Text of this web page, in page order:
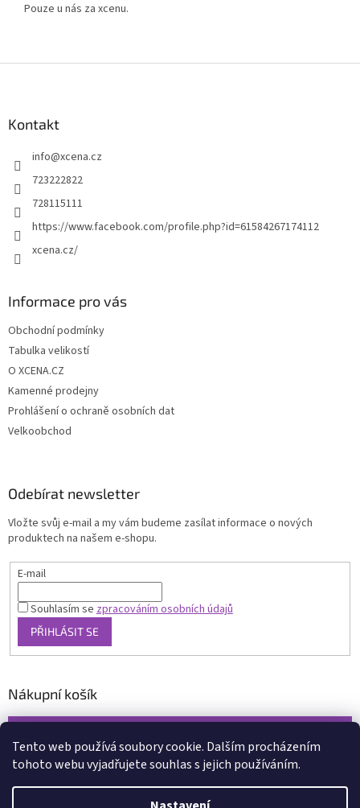
Tento web používá soubory cookie. Dalším procházením
tohoto webu vyjadřujete souhlas s jejich používáním.
Pouze u nás za xcenu.
Kontakt
info@xcena.cz
723222822
728115111
https://www.facebook.com/profile.php?id=61584267174112
xcena.cz/
Informace pro vás
Obchodní podmínky
Tabulka velikostí
O XCENA.CZ
Kamenné prodejny
Prohlášení o ochraně osobních dat
Velkoobchod
Odebírat newsletter
Vložte svůj e-mail a my vám budeme zasílat informace o nových
produktech na našem e-shopu.
E-mail
Souhlasím sezpracováním osobních údajů
PŘIHLÁSIT SE
Nákupní košík
Vytvořil Shoptet